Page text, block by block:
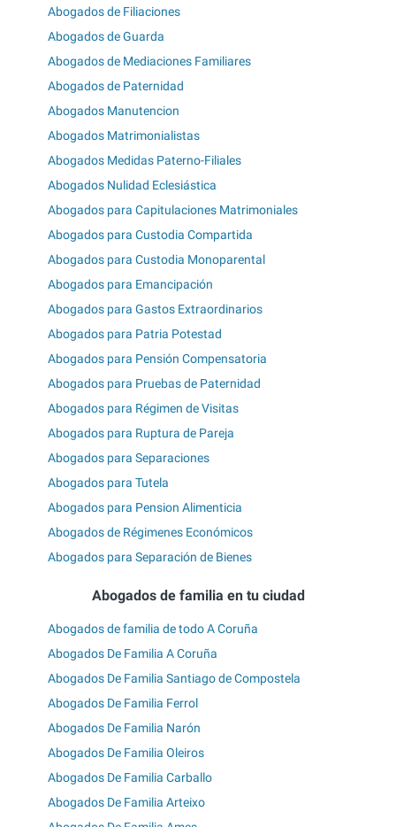
Abogados de Filiaciones
Abogados de Guarda
Abogados de Mediaciones Familiares
Abogados de Paternidad
Abogados Manutencion
Abogados Matrimonialistas
Abogados Medidas Paterno-Filiales
Abogados Nulidad Eclesiástica
Abogados para Capitulaciones Matrimoniales
Abogados para Custodia Compartida
Abogados para Custodia Monoparental
Abogados para Emancipación
Abogados para Gastos Extraordinarios
Abogados para Patria Potestad
Abogados para Pensión Compensatoria
Abogados para Pruebas de Paternidad
Abogados para Régimen de Visitas
Abogados para Ruptura de Pareja
Abogados para Separaciones
Abogados para Tutela
Abogados para Pension Alimenticia
Abogados de Régimenes Económicos
Abogados para Separación de Bienes
Abogados de familia en tu ciudad
Abogados de familia de todo A Coruña
Abogados De Familia A Coruña
Abogados De Familia Santiago de Compostela
Abogados De Familia Ferrol
Abogados De Familia Narón
Abogados De Familia Oleiros
Abogados De Familia Carballo
Abogados De Familia Arteixo